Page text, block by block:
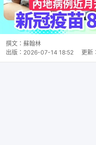
撰文： 蘇翰林
出版： 2026-07-14 18:52 更新：